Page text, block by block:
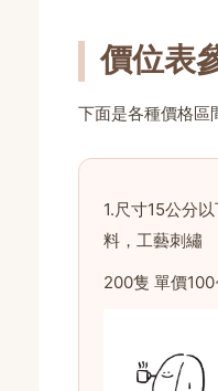
價位表
下面是各種價格區
1.尺寸15公分
料，工藝刺繡
200隻 單價